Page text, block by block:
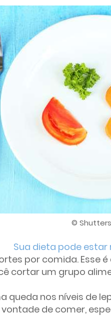
©
Sua dieta pode
por comida. Esse
cortar um grupo
queda nos níveis de
de comer,